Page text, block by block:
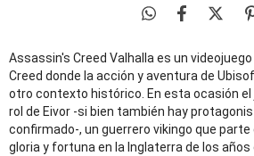
Assassin's Creed Valhalla es un
Creed donde la acción y aventura de
otro contexto histórico. En esta ocasión el
rol de Eivor -si bien también hay
confirmado-, un guerrero vikingo que parte
gloria y fortuna en la Inglaterra de los